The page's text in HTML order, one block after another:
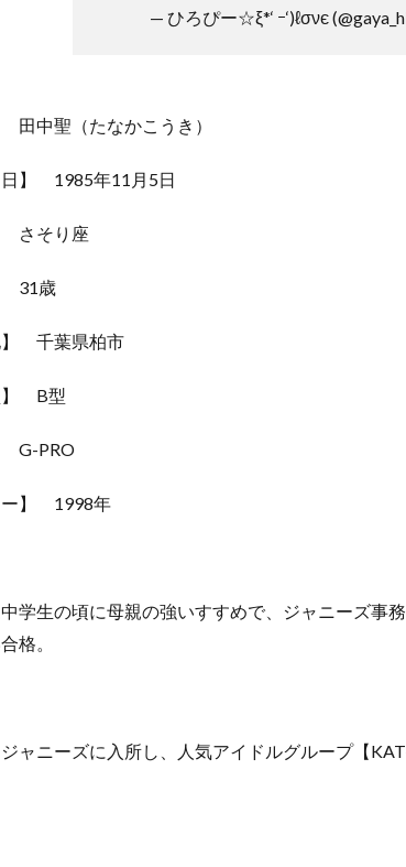
— ひろぴー☆ξ*‘ ｰ‘)ℓσνє
田中聖（たなかこうき）
日】 1985年11月5日
さそり座
31歳
】 千葉県柏市
】 B型
G-PRO
ー】 1998年
学生の頃に母親の強いすすめで、ジャニーズ事
格。
ャニーズに入所し、人気アイドルグループ【